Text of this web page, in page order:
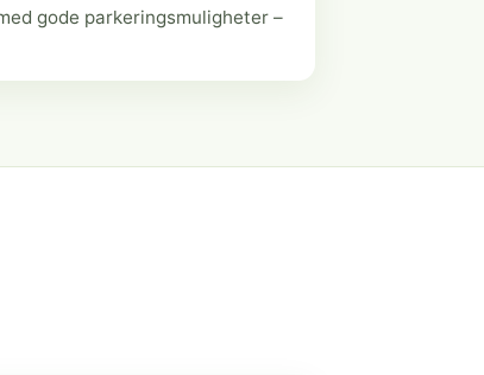
gode parkeringsmuligheter –